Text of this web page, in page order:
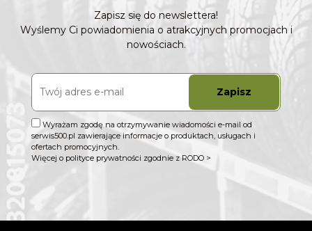
Zapisz się do newslettera!
Wyślemy Ci powiadomienia o atrakcyjnych promocjach i
nowościach.
Zapisz
Wyrażam zgodę na otrzymywanie wiadomości e-mail od
serwis500.pl zawierające informacje o produktach, usługach i
ofertach promocyjnych.
Więcej o polityce prywatności zgodnie z RODO >